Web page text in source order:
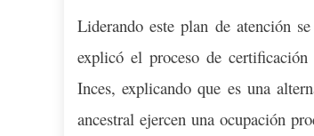
Liderando este plan de atención
explicó el proceso de
Inces, explicando que es una
ancestral ejercen una ocupación